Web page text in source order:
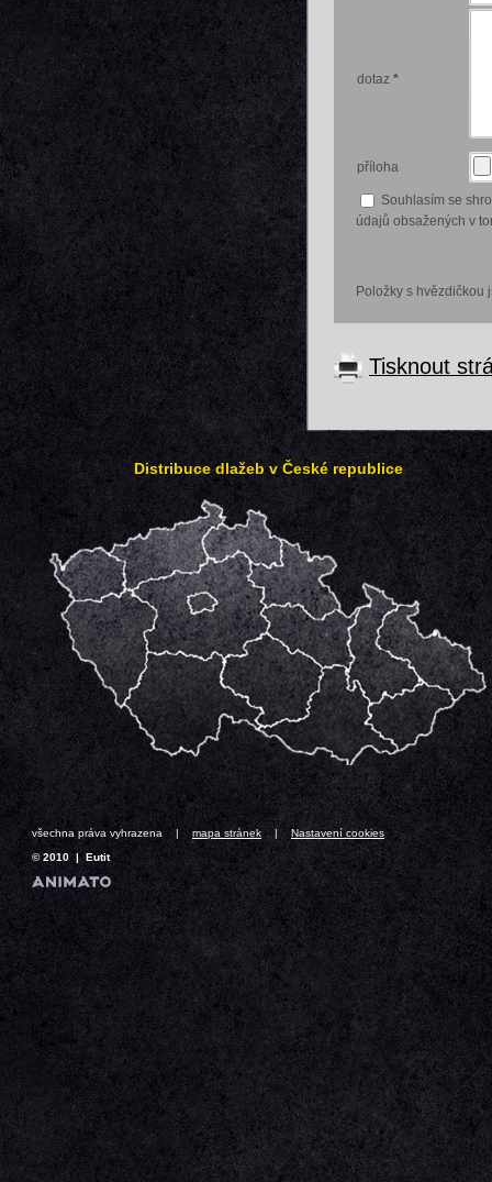
dotaz *
příloha
Souhlasím se
údajů obsažených v
Položky s hvězdičkou
Tisknout
Distribuce dlažeb v České republice
všechna práva vyhrazena | mapa stránek | Nastavení cookies
© 2010 | Eutit